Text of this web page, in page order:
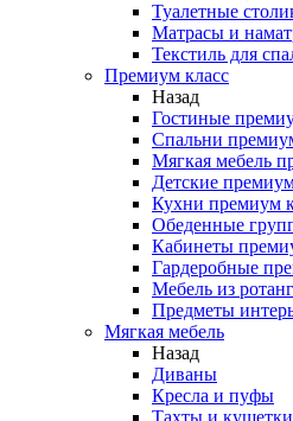
Туалетные
Матрасы и
Текстиль для
Премиум класс
Назад
Гостиные
Спальни
Мягкая мебель
Детские
Кухни премиум
Обеденные
Кабинеты
Гардеробные
Мебель из
Предметы
Мягкая мебель
Назад
Диваны
Кресла и пуфы
Тахты и кушетки